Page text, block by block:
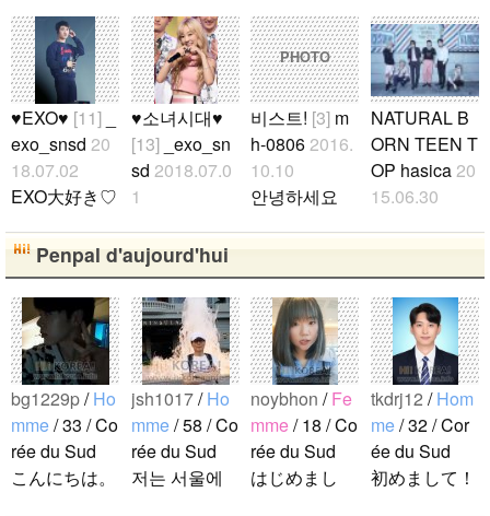
♥EXO♥ [11]
exo_snsd20
18.07.02
EXO大好き♡
(D.O)ペンで
す♡ EXOが
好きな方と
仲良くなりた
いです（ｉ＿
ｉ）♡♡..
♥소녀시대♥
[13]_exo_sn
sd 2018.07.0
1
き♡ テヨン
ペンです♡♡
ソシが好きな
方と 仲良く
なりたいです
（ｉ＿ｉ）♡
♡..
PHOTO
비스트! [3] m
h-08062016.
10.10
안녕하세요
(^^)다른 나라
의 팬들과도
친해지고 싶
습니다ㅠㅠ잘
부탁 드립니
다~ㅋㅋㅋ..
NATURAL B
ORN TEEN T
OP hasica20
15.06.30
자!!!..
Penpal d'aujourd'hui
bg1229p/Ho
mme/ 33 / Co
rée du Sud
こんにちは。
jsh1017/Ho
mme/ 58 / Co
rée du Sud
저는 서울에
noybhon /Fe
mme/ 18 / Co
rée du Sud
はじめまし
tkdrj12 /Hom
me/ 32 / Cor
ée du Sud
初めまして！